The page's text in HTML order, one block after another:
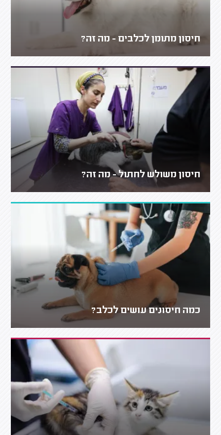
חיסון מתומן לכלבים - מה זה?
חיסון משולש לחתול - מה זה?
כמה חיסונים עושים לכלב?